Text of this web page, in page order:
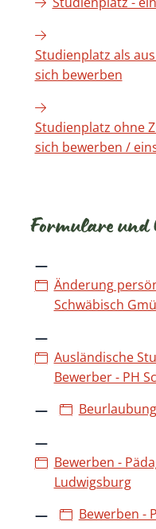
Studienplatz als
sich bewerben
Studienplatz ohne
sich bewerben /
Formulare und
Änderung
Schwäbisch
Ausländische
Bewerber - PH
Bewerben -
Ludwigsburg
Bewerben -